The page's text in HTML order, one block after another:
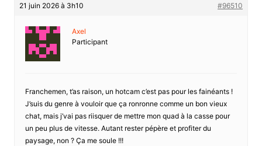
21 juin 2026 à 3h10 #96510
Axel
Participant
Franchemen, t’as raison, un hotcam c’est pas pour les fainéants !
J’suis du genre à vouloir que ça ronronne comme un bon vieux
chat, mais j’vai pas riisquer de mettre mon quad à la casse pour
un peu plus de vitesse. Autant rester pépère et profiter du
paysage, non ? Ça me soule !!!